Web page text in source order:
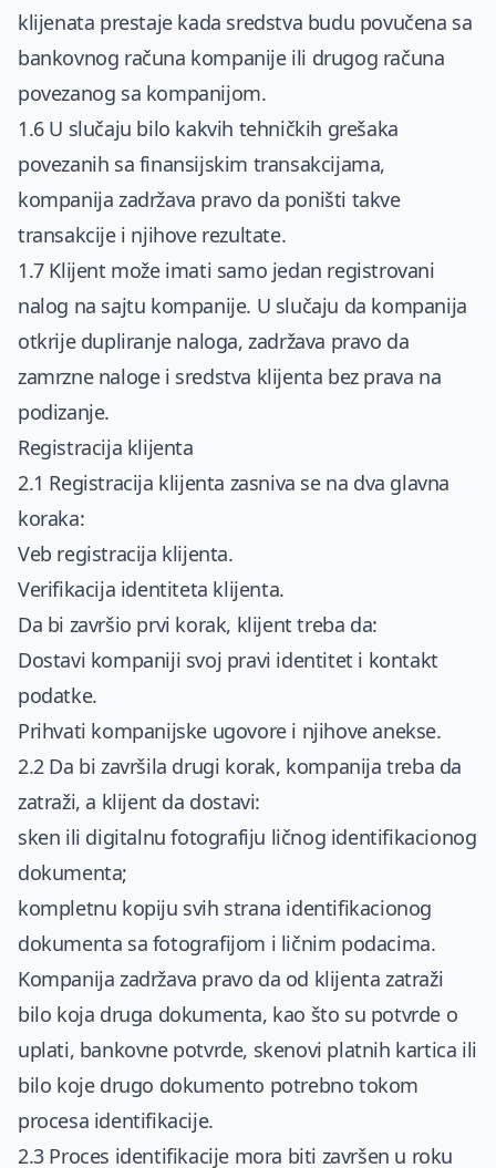
klijenata prestaje kada sredstva budu povučena sa
bankovnog računa kompanije ili drugog računa
povezanog sa kompanijom.
1.6 U slučaju bilo kakvih tehničkih grešaka
povezanih sa finansijskim transakcijama,
kompanija zadržava pravo da poništi takve
transakcije i njihove rezultate.
1.7 Klijent može imati samo jedan registrovani
nalog na sajtu kompanije. U slučaju da kompanija
otkrije dupliranje naloga, zadržava pravo da
zamrzne naloge i sredstva klijenta bez prava na
podizanje.
Registracija klijenta
2.1 Registracija klijenta zasniva se na dva glavna
koraka:
Veb registracija klijenta.
Verifikacija identiteta klijenta.
Da bi završio prvi korak, klijent treba da:
Dostavi kompaniji svoj pravi identitet i kontakt
podatke.
Prihvati kompanijske ugovore i njihove anekse.
2.2 Da bi završila drugi korak, kompanija treba da
zatraži, a klijent da dostavi:
sken ili digitalnu fotografiju ličnog identifikacionog
dokumenta;
kompletnu kopiju svih strana identifikacionog
dokumenta sa fotografijom i ličnim podacima.
Kompanija zadržava pravo da od klijenta zatraži
bilo koja druga dokumenta, kao što su potvrde o
uplati, bankovne potvrde, skenovi platnih kartica ili
bilo koje drugo dokumento potrebno tokom
procesa identifikacije.
2.3 Proces identifikacije mora biti završen u roku